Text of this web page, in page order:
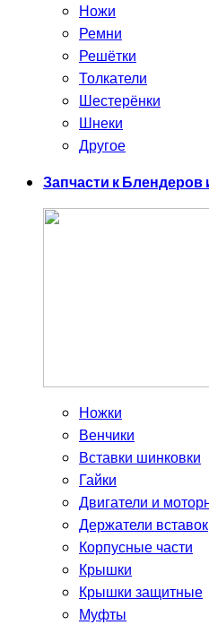
Ножи
Ремни
Решётки
Толкатели
Шестерёнки
Шнеки
Другое
Запчасти к Блендеров
Ножки
Венчики
Вставки шинковки
Гайки
Двигатели и
Держатели вставок
Корпусные части
Крышки
Крышки защитные
Муфты